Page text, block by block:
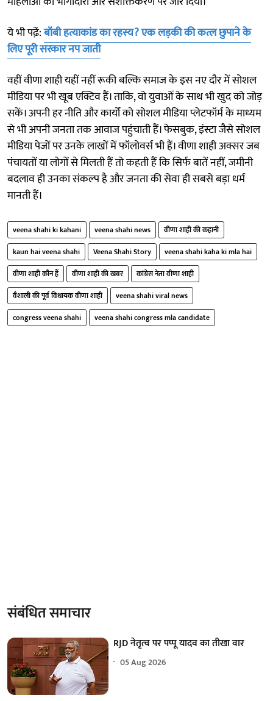
ये भी पढे़ं:बॉबी हत्याकांड का रहस्य? एक लड़की की कत्ल छुपाने के
लिए पूरी सरकार नप जाती
वहीं वीणा शाही यहीं नहीं रूकी बल्कि समाज के इस नए दौर में सोशल
मीडिया पर भी खूब एक्टिव हैं। ताकि, वो युवाओं के साथ भी खुद को जोड़
सकें। अपनी हर नीति और कार्यों को सोशल मीडिया प्लेटफॉर्म के माध्यम
से भी अपनी जनता तक आवाज पहुंचाती हैं। फेसबुक, इंस्टा जैसे सोशल
मीडिया पेजों पर उनके लाखों में फॉलोवर्स भी हैं। वीणा शाही अक्सर जब
पंचायतों या लोगों से मिलती हैं तो कहती हैं कि सिर्फ बातें नहीं, जमीनी
बदलाव ही उनका संकल्प है और जनता की सेवा ही सबसे बड़ा धर्म
मानती हैं।
veena shahi ki kahani veena shahi news
वीणा शाही की कहानी
kaun hai veena shahi
Veena Shahi Story
veena shahi kaha ki mla hai
वीणा शाही कौन हैं
वीणा शाही की खबर
कांग्रेस नेता वीणा शाही
वैशाली की पूर्व विधायक वीणा शाही
veena shahi viral news
congress veena shahi
veena shahi congress mla candidate
संबंधित समाचार
RJD नेतृत्व पर पप्पू यादव का तीखा वार
05 Aug 2026